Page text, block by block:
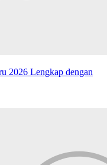
2026 Lengkap dengan